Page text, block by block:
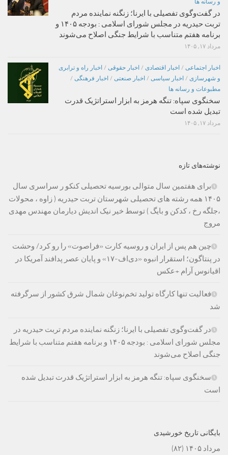
در گفت‌وگوی تفصیلی با ایرنا؛ زنگنه نماینده مردم
تربت حیدریه در مجلس شورای اسلامی : بودجه ۱۴۰۵ و
برنامه هفتم متناسب با شرایط جنگی اصلاح می‌شوند
مرداد ۱۷, ۱۴۰۵
اخبار اجتماعی / اخبار اقتصادی / اخبار حقوقی / اخبار راه و ترابری
و شهرسازی / اخبار سیاسی / اخبار صنعتی / اخبار فرهنگی /
مطبوعات و رسانه ها
سخنگوی سپاه: تنگه هرمز به ابزار استراتژیک قدرت
تبدیل شده است
مرداد ۱۷, ۱۴۰۵
نوشته‌های تازه
برای هفتمین سال متوالی بورسیه تحصیلی کنکو ر سراسری سال
۱۴۰۵ همه رشته های تحصیلی شهرستان تربت حیدریه ( زاوه ، محولات
،جلگه رخ ، کدکن و بایگ ) توسط خیر نیک اندیش دیارمان مهندس مهدی
مروج
چین هم پس از ایران و روسیه کارت «فراصوت» را رو کرد/ وحشت
در پنتاگون؛ استقرار انبوه «دی‌اف‑۱۷» و پایان عصر پدافند آمریکا در
اقیانوس آرام +عکس
فعالیت تنها کارگاه تولید تخم‌نوغان شمال شرق کشور از سرگرفته
شد
در گفت‌وگوی تفصیلی با ایرنا؛ زنگنه نماینده مردم تربت حیدریه در
مجلس شورای اسلامی : بودجه ۱۴۰۵ و برنامه هفتم متناسب با شرایط
جنگی اصلاح می‌شوند
سخنگوی سپاه: تنگه هرمز به ابزار استراتژیک قدرت تبدیل شده
است
بایگانی تاریخ خورشیدی
مرداد ۱۴۰۵
(۸۲)